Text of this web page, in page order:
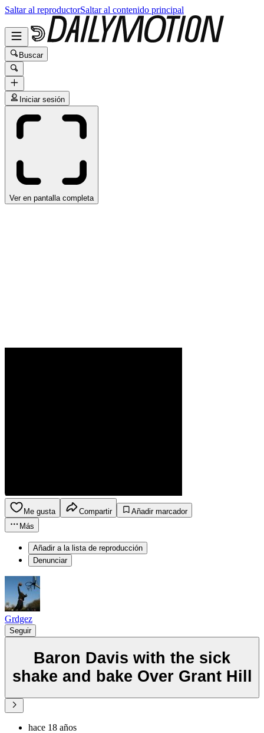
Saltar al reproductorSaltar al contenido principal
Buscar
Iniciar sesión
Ver en pantalla completa
Me gusta Compartir
Añadir marcador
Más
Añadir a la lista de reproducción
Denunciar
Grdgez
Seguir
Baron Davis with the sick
shake and bake Over Grant Hill
hace 18 años